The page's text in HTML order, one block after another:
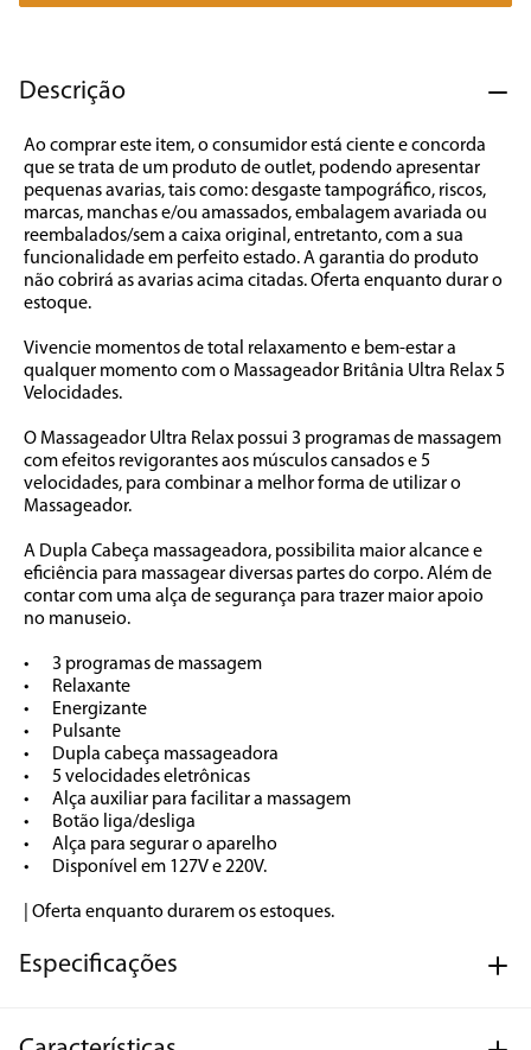
Descrição
Ao comprar este item, o consumidor está ciente e concorda
que se trata de um produto de outlet, podendo apresentar
pequenas avarias, tais como: desgaste tampográfico, riscos,
marcas, manchas e/ou amassados, embalagem avariada ou
reembalados/sem a caixa original, entretanto, com a sua
funcionalidade em perfeito estado. A garantia do produto
não cobrirá as avarias acima citadas. Oferta enquanto durar o
estoque.
Vivencie momentos de total relaxamento e bem-estar a
qualquer momento com o Massageador Britânia Ultra Relax 5
Velocidades.
O Massageador Ultra Relax possui 3 programas de massagem
com efeitos revigorantes aos músculos cansados e 5
velocidades, para combinar a melhor forma de utilizar o
Massageador.
A Dupla Cabeça massageadora, possibilita maior alcance e
eficiência para massagear diversas partes do corpo. Além de
contar com uma alça de segurança para trazer maior apoio
no manuseio.
•	3 programas de massagem
•	Relaxante
•	Energizante
•	Pulsante
•	Dupla cabeça massageadora
•	5 velocidades eletrônicas
•	Alça auxiliar para facilitar a massagem
•	Botão liga/desliga
•	Alça para segurar o aparelho
•	Disponível em 127V e 220V.
| Oferta enquanto durarem os estoques.
Especificações
7º caixa som
9º forno
10º ventilador